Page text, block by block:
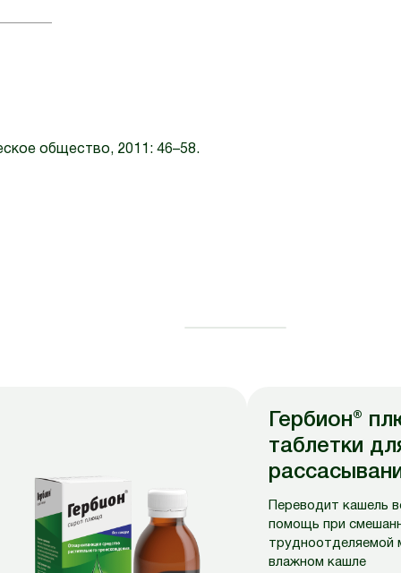
общество, 2011: 46–58.
Гербион®
таблетки
Переводит кашель
помощь при
трудноотделяемой
влажном кашле